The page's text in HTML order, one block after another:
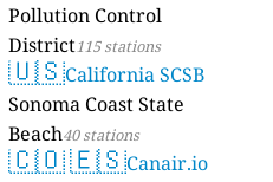
Pollution Control
District115 stations
🇺🇸California SCSB
Sonoma Coast State
Beach40 stations
🇨🇴🇪🇸Canair.io